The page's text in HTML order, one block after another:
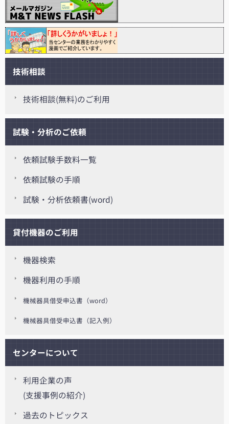
技術相談
技術相談(無料)のご利用
試験・分析のご依頼
依頼試験手数料一覧
依頼試験の手順
試験・分析依頼書(word)
貸付機器のご利用
機器検索
機器利用の手順
機械器具借受申込書（word）
機械器具借受申込書（記入例）
センターについて
利用企業の声
(支援事例の紹介)
過去のトピックス